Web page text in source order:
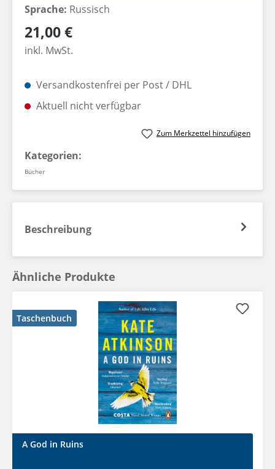
Sprache: Russisch
Regulärer Preis:
21,00 €
inkl. MwSt.
Versandkostenfrei per Post / DHL
Aktuell nicht verfügbar
Zum Merkzettel hinzufügen
Kategorien:
Bücher
Beschreibung
Ähnliche Produkte
Taschenbuch
A God in Ruins